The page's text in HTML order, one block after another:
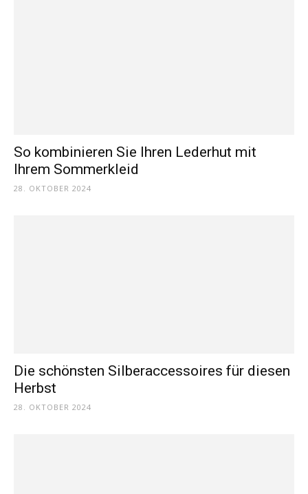
So kombinieren Sie Ihren Lederhut mit
Ihrem Sommerkleid
28. OKTOBER 2024
Die schönsten Silberaccessoires für diesen
Herbst
28. OKTOBER 2024